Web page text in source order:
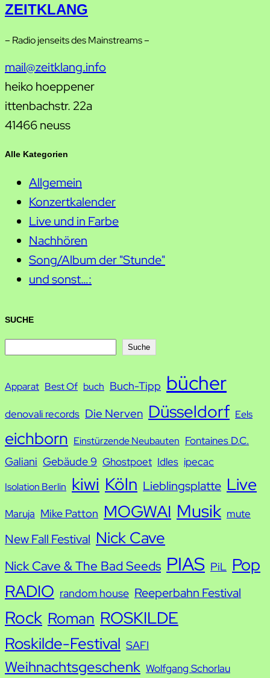
ZEITKLANG
– Radio jenseits des Mainstreams –
mail@zeitklang.info
heiko hoeppener
ittenbachstr. 22a
41466 neuss
Alle Kategorien
Allgemein
Konzertkalender
Live und in Farbe
Nachhören
Song/Album der "Stunde"
und sonst…:
SUCHE
c
Suche
Apparat Best Of buch Buch-Tipp bücher
denovali records Die Nerven Düsseldorf Eels
eichborn Einstürzende Neubauten Fontaines D.C.
Galiani Gebäude 9 Ghostpoet Idles ipecac
Isolation Berlin kiwi Köln Lieblingsplatte Live
Maruja Mike Patton MOGWAI Musik mute
New Fall Festival Nick Cave
Nick Cave & The Bad Seeds PIAS PiL Pop
RADIO random house Reeperbahn Festival
Rock Roman ROSKILDE
Roskilde-Festival SAFI
Weihnachtsgeschenk Wolfgang Schorlau